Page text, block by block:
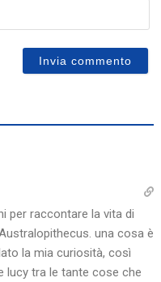
per raccontare la vita di
una cosa è
la mia curiosità, così